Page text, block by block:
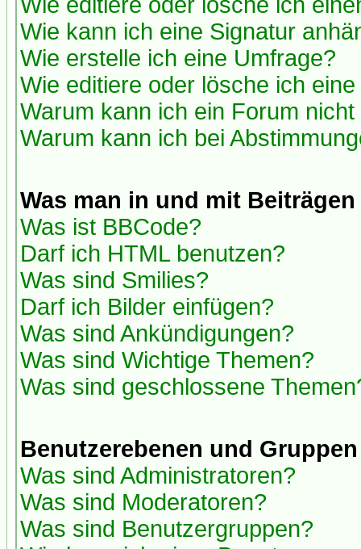
Wie kann ich eine Signatur
Wie erstelle ich eine Umfrage?
Wie editiere oder lösche ich
Warum kann ich ein Forum
Warum kann ich bei
Was man in und mit
Was ist BBCode?
Darf ich HTML benutzen?
Was sind Smilies?
Darf ich Bilder einfügen?
Was sind Ankündigungen?
Was sind Wichtige Themen?
Was sind geschlossene
Benutzerebenen und Gruppen
Was sind Administratoren?
Was sind Moderatoren?
Was sind Benutzergruppen?